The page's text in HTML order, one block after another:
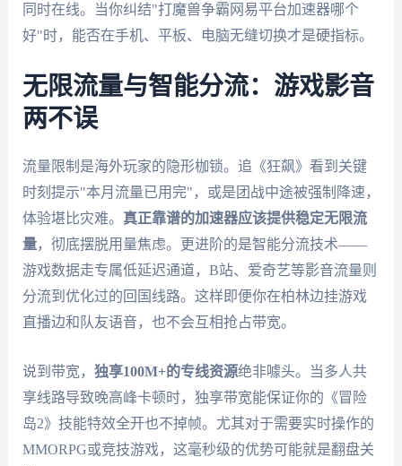
同时在线。当你纠结"打魔兽争霸网易平台加速器哪个
好"时，能否在手机、平板、电脑无缝切换才是硬指标。
无限流量与智能分流：游戏影音
两不误
流量限制是海外玩家的隐形枷锁。追《狂飙》看到关键
时刻提示"本月流量已用完"，或是团战中途被强制降速，
体验堪比灾难。 真正靠谱的加速器应该提供稳定无限流
量，彻底摆脱用量焦虑。更进阶的是智能分流技术——
游戏数据走专属低延迟通道，B站、爱奇艺等影音流量则
分流到优化过的回国线路。这样即便你在柏林边挂游戏
直播边和队友语音，也不会互相抢占带宽。
说到带宽， 独享100M+的专线资源绝非噱头。当多人共
享线路导致晚高峰卡顿时，独享带宽能保证你的《冒险
岛2》技能特效全开也不掉帧。尤其对于需要实时操作的
MMORPG或竞技游戏，这毫秒级的优势可能就是翻盘关